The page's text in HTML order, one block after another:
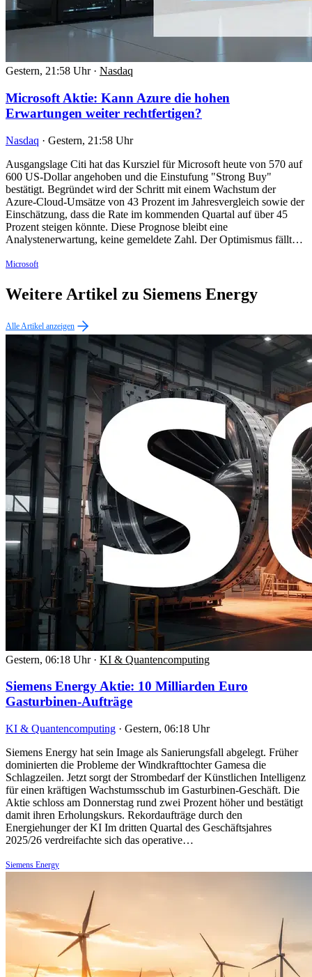
Gestern, 21:58 Uhr · Nasdaq
Microsoft Aktie: Kann Azure die hohen
Erwartungen weiter rechtfertigen?
Nasdaq · Gestern, 21:58 Uhr
Ausgangslage Citi hat das Kursziel für Microsoft heute von 570 auf
600 US-Dollar angehoben und die Einstufung "Strong Buy"
bestätigt. Begründet wird der Schritt mit einem Wachstum der
Azure-Cloud-Umsätze von 43 Prozent im Jahresvergleich sowie der
Einschätzung, dass die Rate im kommenden Quartal auf über 45
Prozent steigen könnte. Diese Prognose bleibt eine
Analystenerwartung, keine gemeldete Zahl. Der Optimismus fällt…
Microsoft
Weitere Artikel zu Siemens Energy
Alle Artikel anzeigen
Gestern, 06:18 Uhr · KI & Quantencomputing
Siemens Energy Aktie: 10 Milliarden Euro
Gasturbinen-Aufträge
KI & Quantencomputing · Gestern, 06:18 Uhr
Siemens Energy hat sein Image als Sanierungsfall abgelegt. Früher
dominierten die Probleme der Windkrafttochter Gamesa die
Schlagzeilen. Jetzt sorgt der Strombedarf der Künstlichen Intelligenz
für einen kräftigen Wachstumsschub im Gasturbinen-Geschäft. Die
Aktie schloss am Donnerstag rund zwei Prozent höher und bestätigt
damit ihren Erholungskurs. Rekordaufträge durch den
Energiehunger der KI Im dritten Quartal des Geschäftsjahres
2025/26 verdreifachte sich das operative…
Siemens Energy